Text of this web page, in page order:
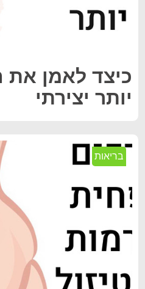
כיצד לאמן את
יותר יצירתי
בריאות